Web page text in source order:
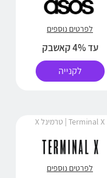
לפרטים נוספים
עד 4% קאשבק
לקנייה
Terminal X | טרמינל X
לפרטים נוספים